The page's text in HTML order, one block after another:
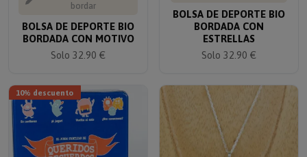
bordar
BOLSA DE DEPORTE BIO
BORDADA CON MOTIVO
Solo 32.90 €
BOLSA DE DEPORTE BIO
BORDADA CON
ESTRELLAS
Solo 32.90 €
10% descuento